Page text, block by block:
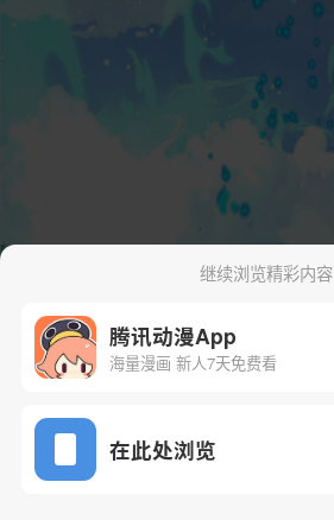
继续浏览精彩内容
腾讯动漫App
海量漫画 新人7天免费看
在此处浏览